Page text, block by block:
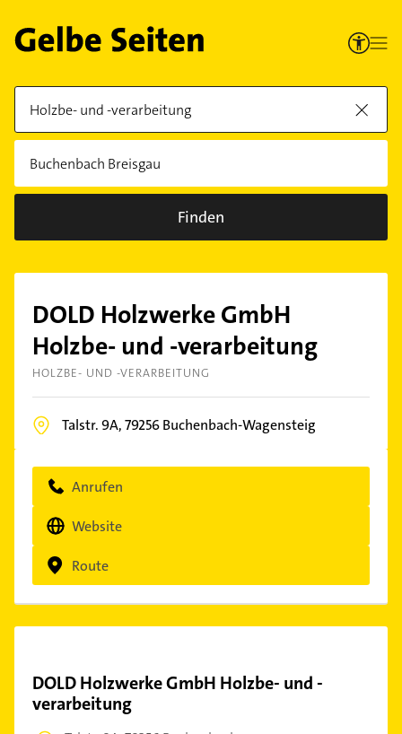
Finden
DOLD Holzwerke GmbH
Holzbe- und -verarbeitung
HOLZBE- UND -VERARBEITUNG
Talstr. 9A,79256Buchenbach-Wagensteig
Anrufen
Website
Route
DOLD Holzwerke GmbH Holzbe- und -
verarbeitung